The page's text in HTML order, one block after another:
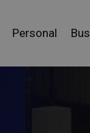
Personal